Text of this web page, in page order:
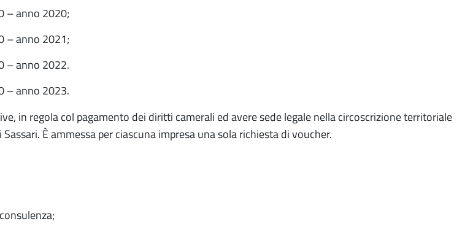
– anno 2020;
– anno 2021;
– anno 2022.
– anno 2023.
in regola col pagamento dei diritti camerali ed avere sede legale nella circoscrizione territoriale
È ammessa per ciascuna impresa una sola richiesta di voucher.